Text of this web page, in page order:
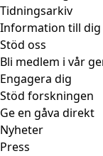
Tidningsarkiv
Information till
Stöd oss
Bli medlem i vår
Engagera dig
Stöd forskningen
Ge en gåva direkt
Nyheter
Press